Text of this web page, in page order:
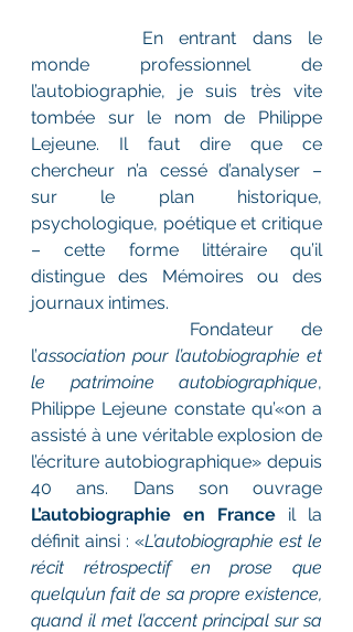
monde professionnel de
l’autobiographie, je suis très vite
tombée sur le nom de Philippe
Lejeune. Il faut dire que ce
chercheur n’a cessé d’analyser –
sur le plan historique,
psychologique, poétique et critique
– cette forme littéraire qu’il
distingue des Mémoires ou des
journaux intimes.
l’association pour l’autobiographie et
le patrimoine autobiographique,
Philippe Lejeune constate qu’«on a
assisté à une véritable explosion de
l’écriture autobiographique» depuis
L’autobiographie en France il la
définit ainsi : «L’autobiographie est le
récit rétrospectif en prose que
quelqu’un fait de sa propre existence,
quand il met l’accent principal sur sa